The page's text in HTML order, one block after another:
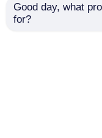
Good day, what
for?